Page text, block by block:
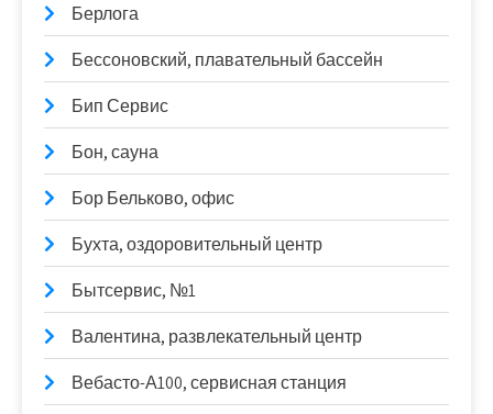
Берлога
Бессоновский, плавательный бассейн
Бип Сервис
Бон, сауна
Бор Бельково, офис
Бухта, оздоровительный центр
Бытсервис, №1
Валентина, развлекательный центр
Вебасто-А100, сервисная станция